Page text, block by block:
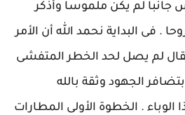
لم يكن ملموسا وأذكر
. فى البداية نحمد الله أن الأمر
لم يصل لحد الخطر المتفشى
الجهود وثقة بالله
الوباء . الخطوة الأولى المطارات